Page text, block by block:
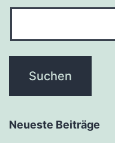
Neueste Beiträge